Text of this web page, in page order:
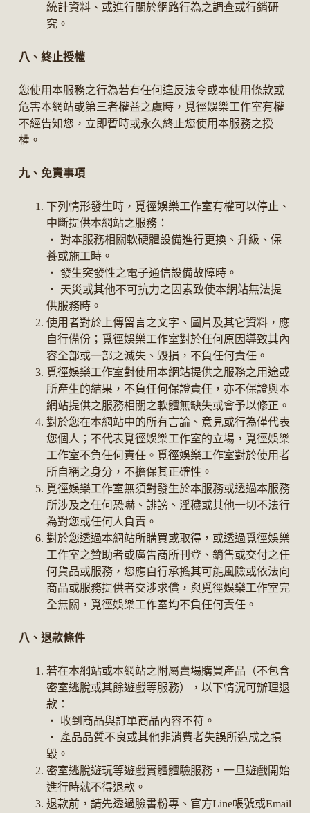
統計資料、或進行關於網路行為之調查或行銷研
究。
八、終止授權
您使用本服務之行為若有任何違反法令或本使用條款或
危害本網站或第三者權益之虞時，覓徑娛樂工作室有權
不經告知您，立即暫時或永久終止您使用本服務之授
權。
九、免責事項
下列情形發生時，覓徑娛樂工作室有權可以停止、
中斷提供本網站之服務：
‧ 對本服務相關軟硬體設備進行更換、升級、保
養或施工時。
‧ 發生突發性之電子通信設備故障時。
‧ 天災或其他不可抗力之因素致使本網站無法提
供服務時。
使用者對於上傳留言之文字、圖片及其它資料，應
自行備份；覓徑娛樂工作室對於任何原因導致其內
容全部或一部之滅失、毀損，不負任何責任。
覓徑娛樂工作室對使用本網站提供之服務之用途或
所產生的結果，不負任何保證責任，亦不保證與本
網站提供之服務相關之軟體無缺失或會予以修正。
對於您在本網站中的所有言論、意見或行為僅代表
您個人；不代表覓徑娛樂工作室的立場，覓徑娛樂
工作室不負任何責任。覓徑娛樂工作室對於使用者
所自稱之身分，不擔保其正確性。
覓徑娛樂工作室無須對發生於本服務或透過本服務
所涉及之任何恐嚇、誹謗、淫穢或其他一切不法行
為對您或任何人負責。
對於您透過本網站所購買或取得，或透過覓徑娛樂
工作室之贊助者或廣告商所刊登、銷售或交付之任
何貨品或服務，您應自行承擔其可能風險或依法向
商品或服務提供者交涉求償，與覓徑娛樂工作室完
全無關，覓徑娛樂工作室均不負任何責任。
八、退款條件
若在本網站或本網站之附屬賣場購買產品（不包含
密室逃脫或其餘遊戲等服務），以下情況可辦理退
款：
‧ 收到商品與訂單商品內容不符。
‧ 產品品質不良或其他非消費者失誤所造成之損
毀。
密室逃脫遊玩等遊戲實體體驗服務，一旦遊戲開始
進行時就不得退款。
退款前，請先透過臉書粉專、官方Line帳號或Email